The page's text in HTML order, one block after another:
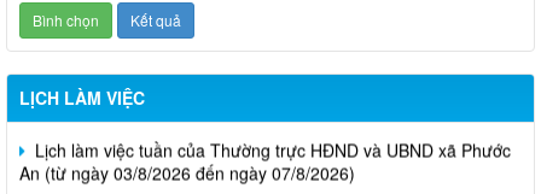
LỊCH LÀM VIỆC
Lịch làm việc tuần của Thường trực HĐND và UBND xã Phước
An (từ ngày 03/8/2026 đến ngày 07/8/2026)